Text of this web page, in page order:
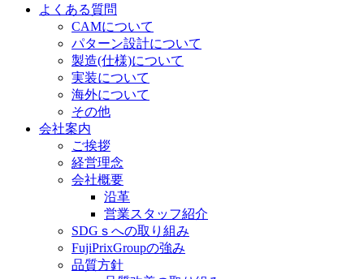
よくある質問
CAMについて
パターン設計について
製造(仕様)について
実装について
海外について
その他
会社案内
ご挨拶
経営理念
会社概要
沿革
営業スタッフ紹介
SDGｓへの取り組み
FujiPrixGroupの強み
品質方針